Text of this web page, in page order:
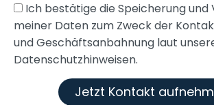
Ich bestätige die Speicherung
meiner Daten zum Zweck der
und Geschäftsanbahnung laut
Datenschutzhinweisen.
Jetzt Kontakt